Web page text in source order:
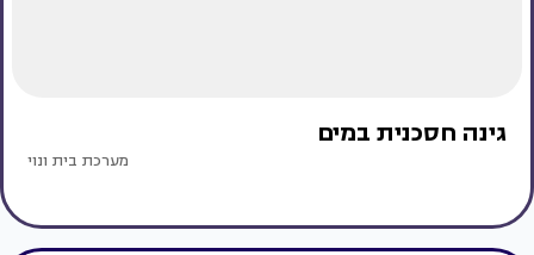
גינה חסכנית במים
מערכת בית ונוי